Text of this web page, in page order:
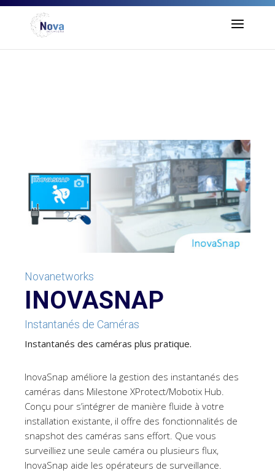
Novanetworks
INOVASNAP
Instantanés de Caméras
Instantanés des caméras plus pratique.
InovaSnap améliore la gestion des instantanés des
caméras dans Milestone XProtect/Mobotix Hub.
Conçu pour s’intégrer de manière fluide à votre
installation existante, il offre des fonctionnalités de
snapshot des caméras sans effort. Que vous
surveilliez une seule caméra ou plusieurs flux,
InovaSnap aide les opérateurs de surveillance.